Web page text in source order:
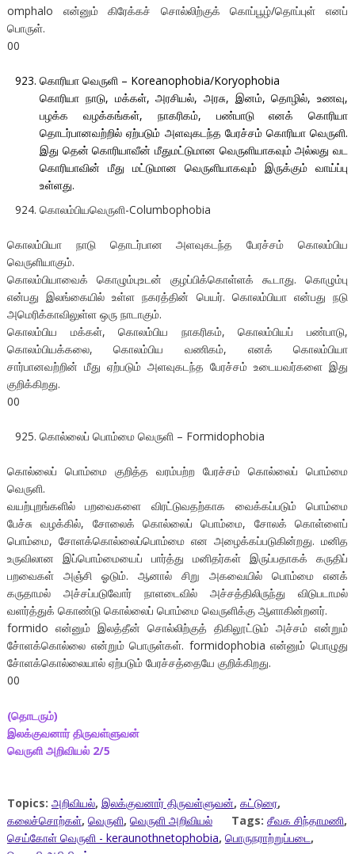
omphalo என்னும் கிரேக்கச் சொல்லிற்குக் கொப்பூழ்/தொப்புள் எனப்
பொருள்.
00
கொரியா வெருளி – Koreanophobia/Koryophobia
கொரியா நாடு, மக்கள், அரசியல், அரசு, இனம், தொழில், உணவு,
பழக்க வழக்கங்கள், நாகரிகம், பண்பாடு எனக் கொரியா
தொடர்பானவற்றில் ஏற்படும் அளவுகடந்த பேரச்சம் கொரியா வெருளி.
இது தென் கொரியாவீன் மீதுமட்டுமான வெருளியாகவும் அல்லது வட
கொரியாவின் மீது மட்டுமான வெருளியாகவும் இருக்கும் வாய்ப்பு
உள்ளது.
கொலம்பியவெருளி-Columbophobia
கொலம்பியா நாடு தொடர்பான அளவுகடந்த பேரச்சம் கொலம்பிய
வெருளியாகும்.
கொலம்பியாவைக் கொழும்புஉடன் குழப்பிக்கொள்ளக் கூடாது. கொழும்பு
என்பது இலங்கையில் உள்ள நகரத்தின் பெயர். கொலம்பியா என்பது நடு
அமெரிக்காவிலுள்ள ஒரு நாடாகும்.
கொலம்பிய மக்கள், கொலம்பிய நாகரிகம், கொலம்பியப் பண்பாடு,
கொலம்பியக்கலை, கொலம்பிய வணிகம், எனக் கொலம்பியா
சார்பானவற்றின் மீது ஏற்படும் அளவுகடந்த பேரச்சம் உடையவர்களை இது
குறிக்கிறது.
00
கொல்லைப் பொம்மை வெருளி – Formidophobia
கொல்லைப் பொம்மை குறித்த வரம்பற்ற பேரச்சம் கொல்லைப் பொம்மை
வெருளி.
வயற்புறங்களில் பறவைகளை விரட்டுவதற்காக வைக்கப்படும் பொம்மை
பேச்சு வழக்கில், சோலைக் கொல்லைப் பொம்மை, சோலக் கொள்ளைப்
பொம்மை, சோளக்கொல்லைப்பொம்மை என அழைக்கப்படுகின்றது. மனித
உருவிலான இப்பொம்மையைப் பார்த்து மனிதர்கள் இருப்பதாகக் கருதிப்
பறவைகள் அஞ்சி ஓடும். ஆனால் சிறு அகவையில் பொம்மை எனக்
கருதாமல் அச்சப்படுவோர் நாளடைவில் அச்சத்திலிருந்து விடுபடாமல்
வளர்த்துக் கொண்டு கொல்லைப் பொம்மை வெருளிக்கு ஆளாகின்றனர்.
formido என்னும் இலத்தீன் சொல்லிற்குத் திகிலூட்டும் அச்சம் என்றும்
சே்ாளக்கொல்லை என்றும் பொருள்கள். formidophobia என்னும் பொழுது
சே்ாளக்கொல்லையால் ஏற்படும் பேரச்சத்தையே குறிக்கிறது.
00
(தொடரும்)
இலக்குவனார் திருவள்ளுவன்
வெருளி அறிவியல் 2/5
Topics: அறிவியல், இலக்குவனார் திருவள்ளுவன், கட்டுரை,
கலைச்சொற்கள், வெருளி, வெருளி அறிவியல் Tags: சீவக சிந்தாமணி,
செய்கோள் வெருளி - keraunothnetophobia, பொருநராற்றுப்படை,